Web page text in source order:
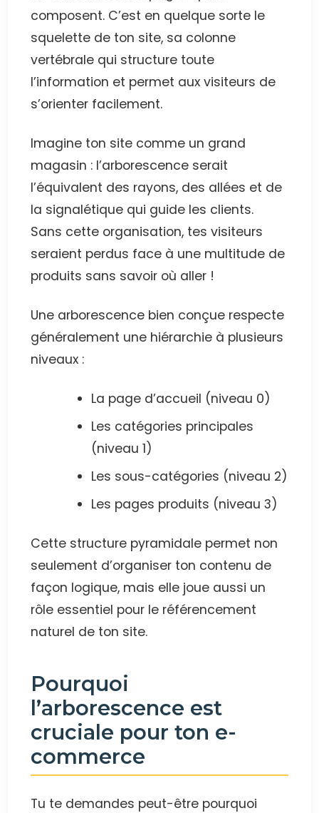
composent. C’est en quelque sorte le
squelette de ton site, sa colonne
vertébrale qui structure toute
l’information et permet aux visiteurs de
s’orienter facilement.
Imagine ton site comme un grand
magasin : l’arborescence serait
l’équivalent des rayons, des allées et de
la signalétique qui guide les clients.
Sans cette organisation, tes visiteurs
seraient perdus face à une multitude de
produits sans savoir où aller !
Une arborescence bien conçue respecte
généralement une hiérarchie à plusieurs
niveaux :
La page d’accueil (niveau 0)
Les catégories principales
(niveau 1)
Les sous-catégories (niveau 2)
Les pages produits (niveau 3)
Cette structure pyramidale permet non
seulement d’organiser ton contenu de
façon logique, mais elle joue aussi un
rôle essentiel pour le référencement
naturel de ton site.
Pourquoi
l’arborescence est
cruciale pour ton e-
commerce
Tu te demandes peut-être pourquoi